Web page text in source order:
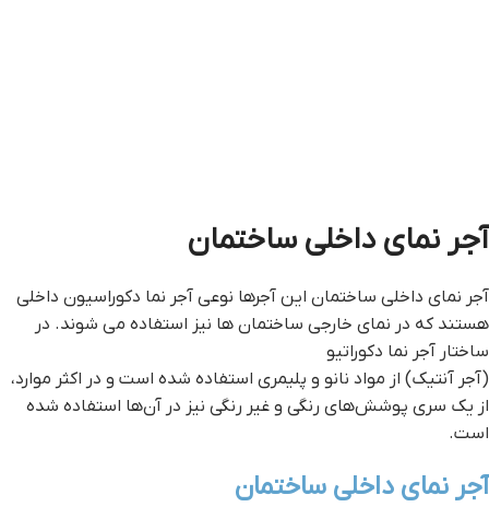
آجر نمای داخلی ساختمان
آجر نمای داخلی ساختمان این آجرها نوعی آجر نما دکوراسیون داخلی
هستند که در نمای خارجی ساختمان ها نیز استفاده می شوند. در
ساختار آجر نما دکوراتیو
(آجر آنتیک) از مواد نانو و پلیمری استفاده شده‌ است و در اکثر موارد،
از یک سری پوشش‌های رنگی و غیر رنگی نیز در آن‌ها استفاده شده
است.
آجر نمای داخلی ساختمان